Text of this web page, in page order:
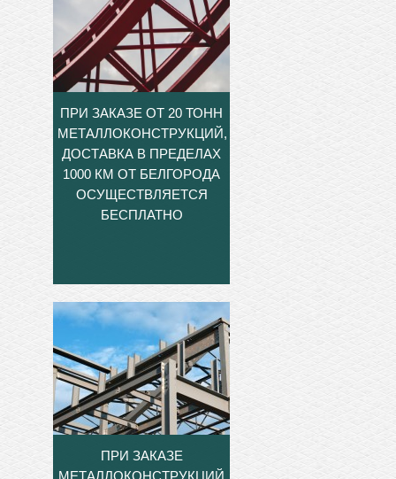
ПРИ ЗАКАЗЕ ОТ 20 ТОНН
МЕТАЛЛОКОНСТРУКЦИЙ,
ДОСТАВКА В ПРЕДЕЛАХ
1000 КМ ОТ БЕЛГОРОДА
ОСУЩЕСТВЛЯЕТСЯ
БЕСПЛАТНО
ПРИ ЗАКАЗЕ